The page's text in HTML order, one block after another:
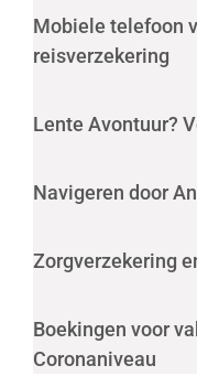
Mobiele telefoon
reisverzekering
Lente Avontuur?
Navigeren door
Zorgverzekering
Boekingen voor
Coronaniveau